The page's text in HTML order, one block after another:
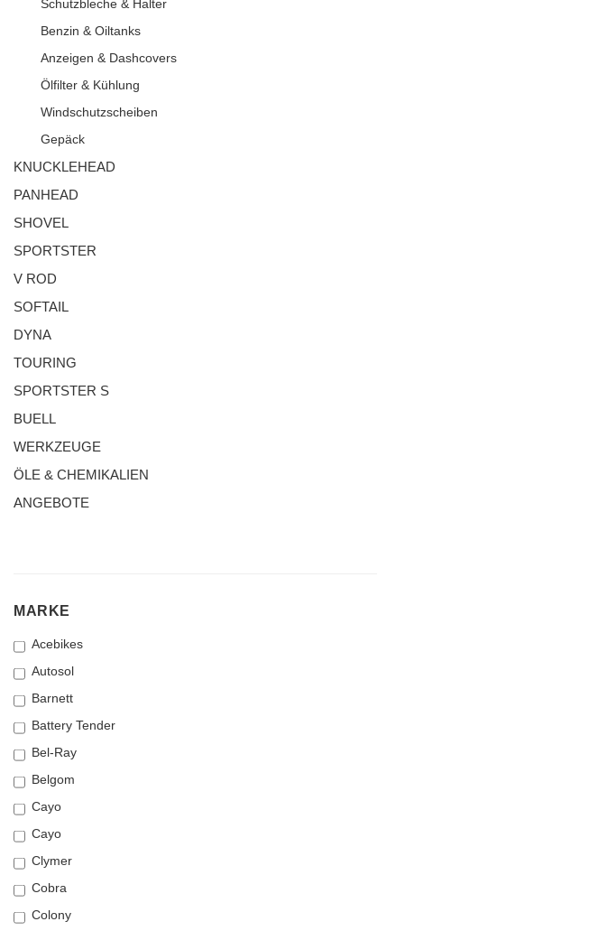
Schutzbleche & Halter
Benzin & Oiltanks
Anzeigen & Dashcovers
Ölfilter & Kühlung
Windschutzscheiben
Gepäck
KNUCKLEHEAD
PANHEAD
SHOVEL
SPORTSTER
V ROD
SOFTAIL
DYNA
TOURING
SPORTSTER S
BUELL
WERKZEUGE
ÖLE & CHEMIKALIEN
ANGEBOTE
MARKE
MARKE
Acebikes
Autosol
Barnett
Battery Tender
Bel-Ray
Belgom
Cayo
Cayo
Clymer
Cobra
Colony